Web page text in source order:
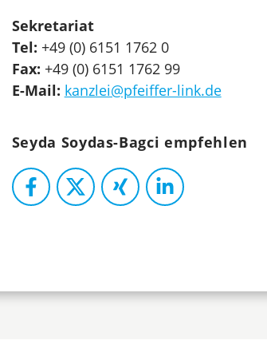
Sekretariat
Tel: +49 (0) 6151 1762 0
Fax: +49 (0) 6151 1762 99
E-Mail: kanzlei@pfeiffer-link.de
Seyda Soydas-Bagci empfehlen